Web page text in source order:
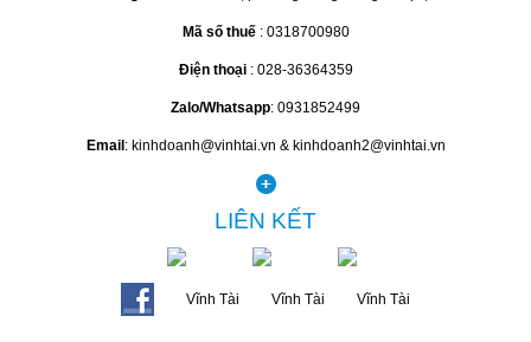
Mã số thuế : 0318700980
Điện thoại : 028-36364359
Zalo/Whatsapp: 0931852499
Email: kinhdoanh@vinhtai.vn & kinhdoanh2@vinhtai.vn
LIÊN KẾT